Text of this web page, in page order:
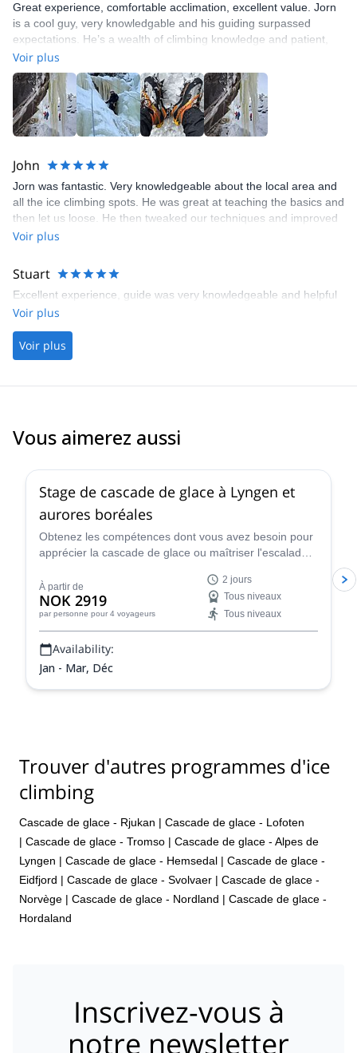
Great experience, comfortable acclimation, excellent value. Jorn
is a cool guy, very knowledgable and his guiding surpassed
expectations. He’s a wealth of climbing knowledge and patient,
you will leave this experience feeling accomplished.
Voir plus
John
Jorn was fantastic. Very knowledgeable about the local area and
all the ice climbing spots. He was great at teaching the basics and
then let us loose. He then tweaked our techniques and improved
us loads. Very impressed.
Voir plus
Stuart
Excellent experience, guide was very knowledgeable and helpful
Voir plus
Voir plus
Vous aimerez aussi
Stage de cascade de glace à Lyngen et
aurores boréales
Obtenez les compétences dont vous avez besoin pour
apprécier la cascade de glace ou maîtriser l'escalade
glace proposés à Lyngen, dans le nord de la Norvège,
par Fredrik, aspirant guide de l'IFMGA. Les
magnifiques aurores boréales seront la toile de fond
parfaite !
À partir de
NOK 2919
par personne pour 4 voyageurs
2 jours
Tous niveaux
Tous niveaux
Availability:
Jan - Mar, Déc
Trouver d'autres programmes d'ice
climbing
Cascade de glace - Rjukan | Cascade de glace - Lofoten
| Cascade de glace - Tromso | Cascade de glace - Alpes de
Lyngen | Cascade de glace - Hemsedal | Cascade de glace -
Eidfjord | Cascade de glace - Svolvaer | Cascade de glace -
Norvège | Cascade de glace - Nordland | Cascade de glace -
Hordaland
Inscrivez-vous à
notre newsletter